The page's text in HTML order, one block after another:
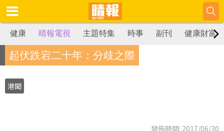
健康 晴報電視 主題特集 時事 副刊 健康財富
起伏跌宕二十年：分歧之際
港聞
發佈時間: 2017/06/30